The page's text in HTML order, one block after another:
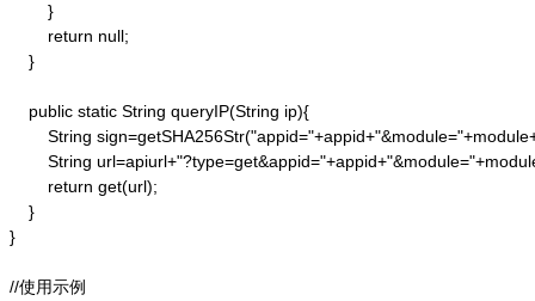
        }
        return null;
    }
    public static String queryIP(String ip){
String
String
        return get(url);
    }
}
//使用示例